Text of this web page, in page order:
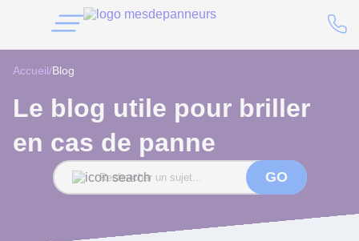
Accueil/Blog
Le blog utile pour briller
en cas de panne
GO